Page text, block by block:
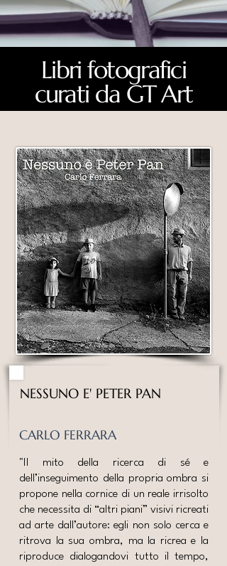
Libri fotografici
curati da GT Art
NESSUNO E' PETER PAN
CARLO FERRARA
"Il mito della ricerca di sé e
dell’inseguimento della propria ombra si
propone nella cornice di un reale irrisolto
che necessita di “altri piani” visivi ricreati
ad arte dall’autore: egli non solo cerca e
ritrova la sua ombra, ma la ricrea e la
riproduce dialogandovi tutto il tempo,